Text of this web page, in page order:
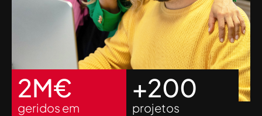
geridos em
2M€
projetos
+200